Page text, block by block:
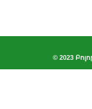
© 2023